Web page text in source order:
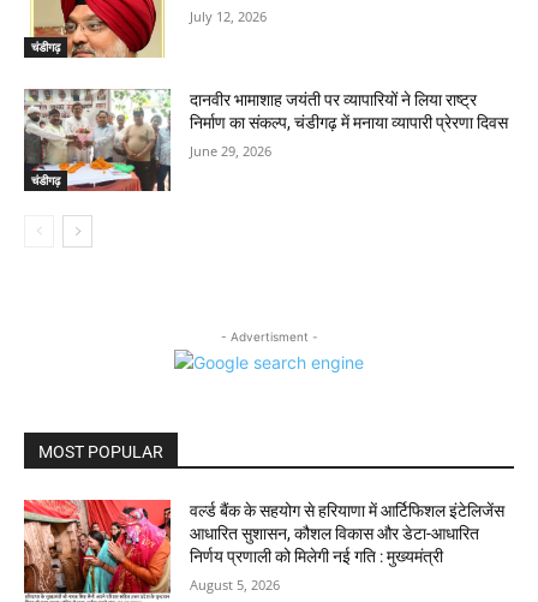
चंडीगढ़
July 12, 2026
चंडीगढ़
दानवीर भामाशाह जयंती पर व्यापारियों ने लिया राष्ट्र
निर्माण का संकल्प, चंडीगढ़ में मनाया व्यापारी प्रेरणा दिवस
June 29, 2026
- Advertisment -
MOST POPULAR
वर्ल्ड बैंक के सहयोग से हरियाणा में आर्टिफिशल इंटेलिजेंस
आधारित सुशासन, कौशल विकास और डेटा-आधारित
निर्णय प्रणाली को मिलेगी नई गति : मुख्यमंत्री
August 5, 2026